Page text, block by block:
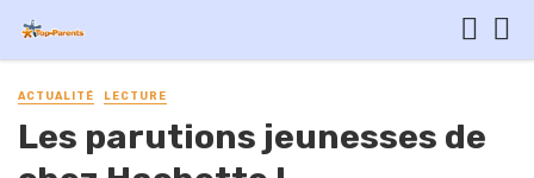
ACTUALITÉ LECTURE
Les parutions jeunesses de